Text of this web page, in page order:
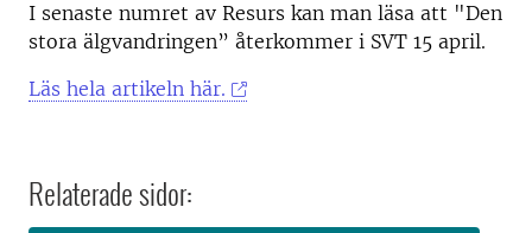
I senaste numret av Resurs kan man läsa att "Den
stora älgvandringen” återkommer i SVT 15 april.
Läs hela artikeln här.
Relaterade sidor: